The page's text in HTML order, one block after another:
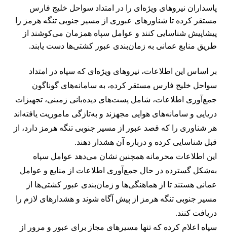
پاسداران نیروهای ویژه‌ای را در امتداد سواحل خلیج فارس
مستقر کرده تا شناورهای عبوری از مسیر جنوبی تنگه هرمز را
پیشاپیش شناسایی کنند و عوامل سپاه همزمان می‌کوشند از
طریق منابع عمانی به زمان‌بندی عبور کشتی‌ها دست یابند.
بر اساس این اطلاعات، نیروهای ویژه‌ای که سپاه در امتداد
سواحل خلیج فارس مستقر کرده، به سامانه‌های گوناگون
جمع‌آوری اطلاعات، شامل پست‌های دیده‌بانی زمینی، تجهیزات
دریایی و سامانه‌های هوایی مجهزند و به‌تازگی ماموریت یافته‌اند
هر شناوری را که قصد عبور از مسیر جنوبی تنگه هرمز دارد، از
قبل شناسایی کرده و درباره آن هشدار دهند.
این اطلاعات محرمانه همچنین نشان می‌دهد عوامل سپاه
به‌شکل گسترده در حال جمع‌آوری اطلاعات از منابع و عوامل
عمانی هستند تا از هماهنگی‌ها و زمان‌بندی عبور کشتی‌ها از
مسیر جنوبی تنگه هرمز از پیش آگاه شوند و هشدارهای لازم را
دریافت کنند.
سپاه اعلام کرده که تنها مسیرهای مجاز برای عبور و مرور از